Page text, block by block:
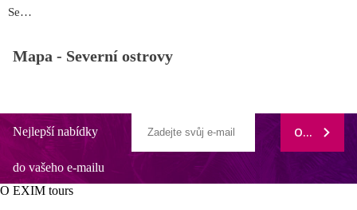
Severní ostrovy
Mapa - Severní ostrovy
Nejlepší nabídky
do vašeho e-mailu
ODEBÍRAT
O EXIM tours